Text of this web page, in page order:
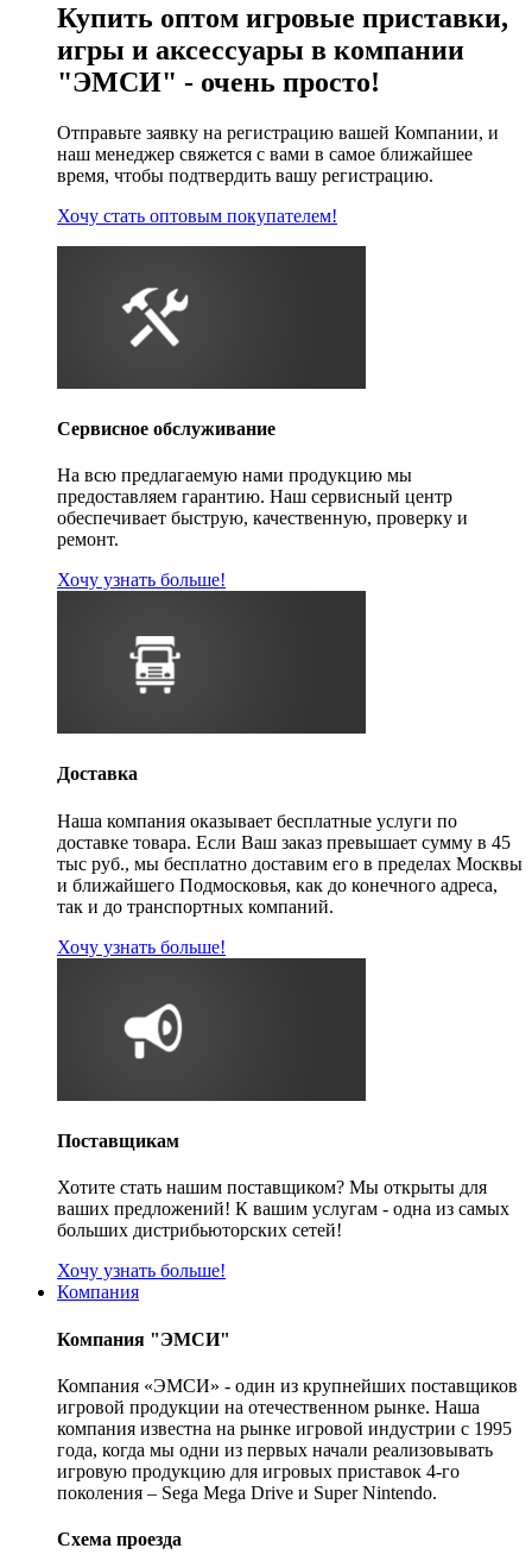
Купить оптом игровые приставки,
игры и аксессуары в компании
"ЭМСИ" - очень просто!
Отправьте заявку на регистрацию вашей Компании, и
наш менеджер свяжется с вами в самое ближайшее
время, чтобы подтвердить вашу регистрацию.
Хочу стать оптовым покупателем!
Сервисное обслуживание
На всю предлагаемую нами продукцию мы
предоставляем гарантию. Наш сервисный центр
обеспечивает быструю, качественную, проверку и
ремонт.
Хочу узнать больше!
Доставка
Наша компания оказывает бесплатные услуги по
доставке товара. Если Ваш заказ превышает сумму в 45
тыс руб., мы бесплатно доставим его в пределах Москвы
и ближайшего Подмосковья, как до конечного адреса,
так и до транспортных компаний.
Хочу узнать больше!
Поставщикам
Хотите стать нашим поставщиком? Мы открыты для
ваших предложений! К вашим услугам - одна из самых
больших дистрибьюторских сетей!
Хочу узнать больше!
Компания
Компания "ЭМСИ"
Компания «ЭМСИ» - один из крупнейших поставщиков
игровой продукции на отечественном рынке. Наша
компания известна на рынке игровой индустрии с 1995
года, когда мы одни из первых начали реализовывать
игровую продукцию для игровых приставок 4-го
поколения – Sega Mega Drive и Super Nintendo.
Схема проезда